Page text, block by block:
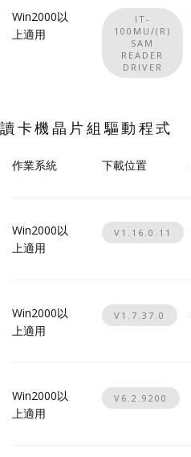
Win2000以
上適用
IT-
100MU/(R)
SAM
READER
DRIVER
讀卡機晶片組驅動程式
作業系統 下載位置
Win2000以
上適用
V1.16.0.11
Win2000以
上適用
V1.7.37.0
Win2000以
上適用
V6.2.9200